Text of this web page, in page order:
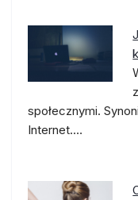
społecznymi.
Internet.…